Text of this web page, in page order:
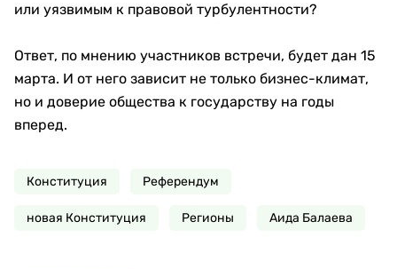
или уязвимым к правовой турбулентности?
Ответ, по мнению участников встречи, будет дан 15
марта. И от него зависит не только бизнес-климат,
но и доверие общества к государству на годы
вперед.
Конституция Референдум
новая Конституция Регионы Аида Балаева